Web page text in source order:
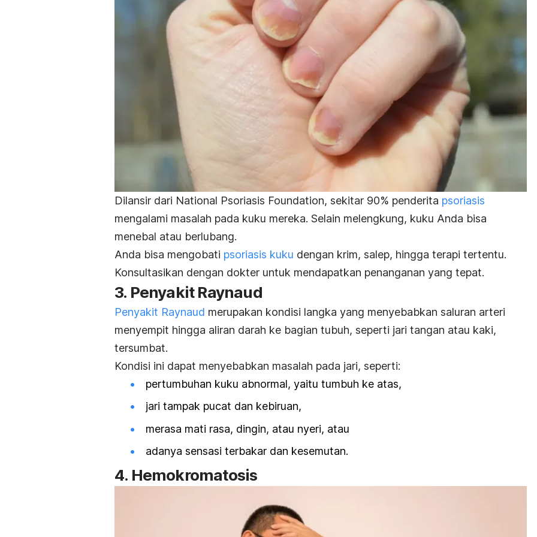
Dilansir dari National Psoriasis Foundation, sekitar 90% penderita psoriasis
mengalami masalah pada kuku mereka. Selain melengkung, kuku Anda bisa
menebal atau berlubang.
Anda bisa mengobati psoriasis kuku dengan krim, salep, hingga terapi tertentu.
Konsultasikan dengan dokter untuk mendapatkan penanganan yang tepat.
3. Penyakit Raynaud
Penyakit Raynaud merupakan kondisi langka yang menyebabkan saluran arteri
menyempit hingga aliran darah ke bagian tubuh, seperti jari tangan atau kaki,
tersumbat.
Kondisi ini dapat menyebabkan masalah pada jari, seperti:
pertumbuhan kuku abnormal, yaitu tumbuh ke atas,
jari tampak pucat dan kebiruan,
merasa mati rasa, dingin, atau nyeri, atau
adanya sensasi terbakar dan kesemutan.
4. Hemokromatosis